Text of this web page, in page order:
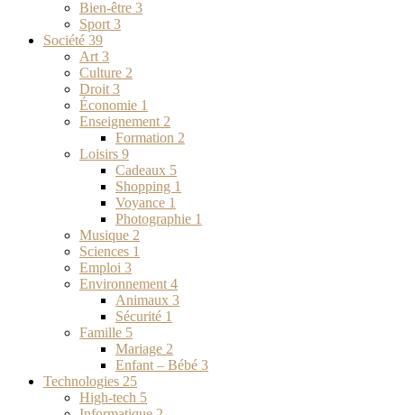
Bien-être 3
Sport 3
Société 39
Art 3
Culture 2
Droit 3
Économie 1
Enseignement 2
Formation 2
Loisirs 9
Cadeaux 5
Shopping 1
Voyance 1
Photographie 1
Musique 2
Sciences 1
Emploi 3
Environnement 4
Animaux 3
Sécurité 1
Famille 5
Mariage 2
Enfant – Bébé 3
Technologies 25
High-tech 5